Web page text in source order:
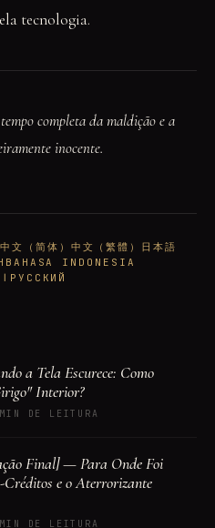
tecnologia.
completa da maldição e a
inocente.
中文（简体） 中文（繁體） 日本語
BAHASA INDONESIA
РУССКИЙ
a Tela Escurece: Como
Interior?
DE LEITURA
Final] — Para Onde Foi
e o Aterrorizante
DE LEITURA